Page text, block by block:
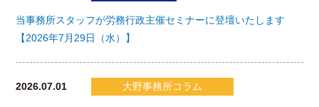
当事務所スタッフが労務行政主催セミナーに登壇いたします
【2026年7月29日（水）】
2026.07.01 大野事務所コラム